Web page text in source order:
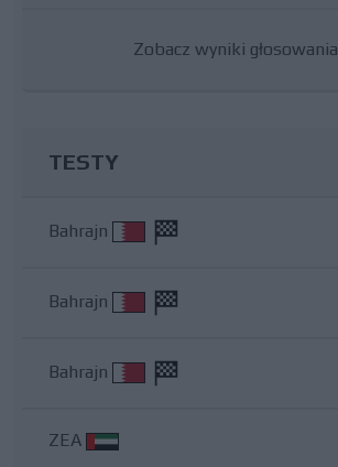
Zobacz wyniki głosowania
TESTY
Bahrajn
Bahrajn
Bahrajn
ZEA